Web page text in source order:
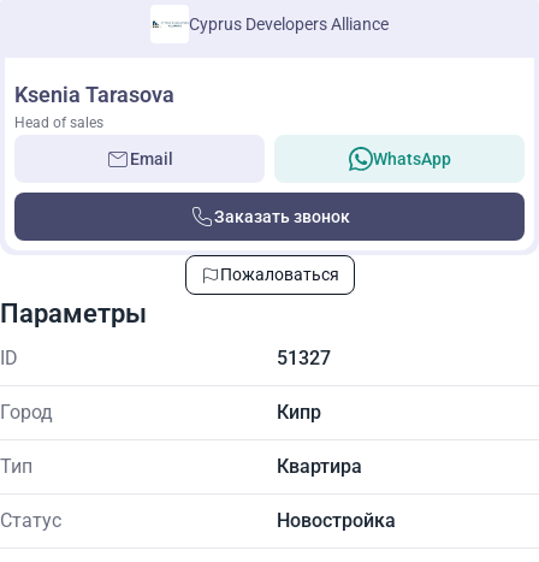
Cyprus Developers Alliance
Ksenia Tarasova
Head of sales
Email WhatsApp
Заказать звонок
Пожаловаться
Параметры
ID 51327
Город Кипр
Тип Квартира
Статус Новостройка